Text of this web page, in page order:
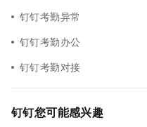
钉钉考勤异常
钉钉考勤办公
钉钉考勤对接
钉钉您可能感兴趣